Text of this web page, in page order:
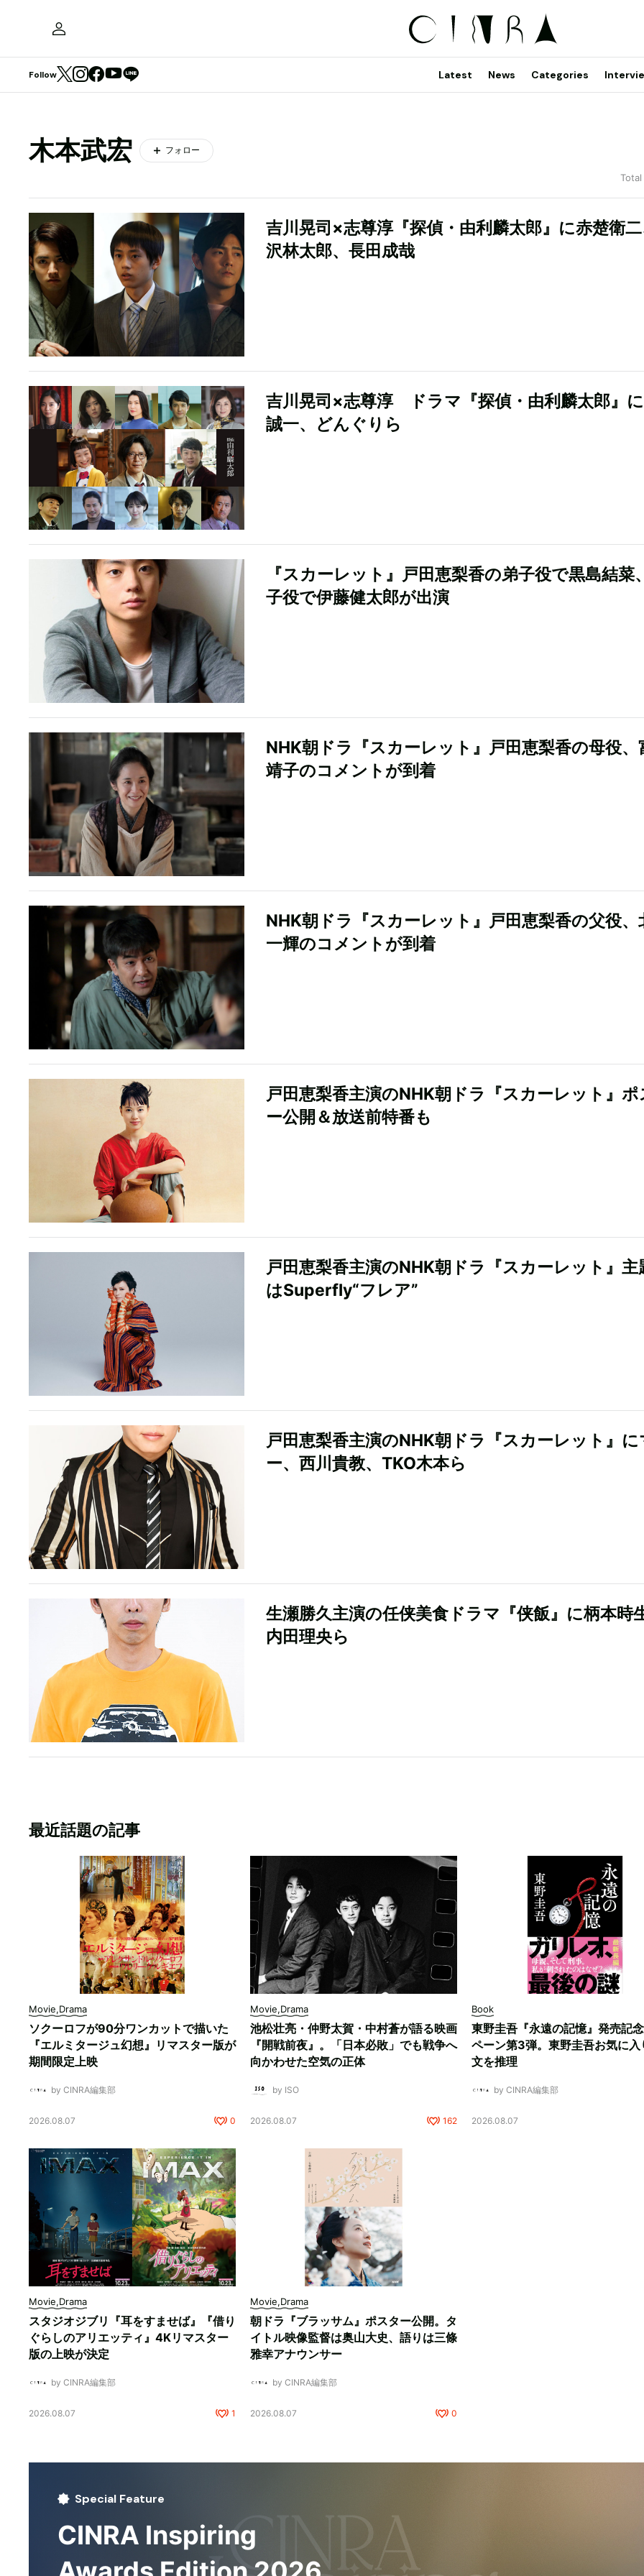
Follow Latest News Categories
木本武宏 フォロー
吉川晃司×志尊淳『探偵・由利麟太郎』に赤楚衛
沢林太郎、長田成哉
吉川晃司×志尊淳 ドラマ『探偵・由利麟太郎』
誠一、どんぐりら
『スカーレット』戸田恵梨香の弟子役で黒島結菜
子役で伊藤健太郎が出演
NHK朝ドラ『スカーレット』戸田恵梨香の母役、
靖子のコメントが到着
NHK朝ドラ『スカーレット』戸田恵梨香の父役、
一輝のコメントが到着
戸田恵梨香主演のNHK朝ドラ『スカーレット』ポ
ー公開＆放送前特番も
戸田恵梨香主演のNHK朝ドラ『スカーレット』主
はSuperfly“フレア”
戸田恵梨香主演のNHK朝ドラ『スカーレット』に
ー、西川貴教、TKO木本ら
生瀬勝久主演の任侠美食ドラマ『侠飯』に柄本時
内田理央ら
最近話題の記事
Movie,Drama
ソクーロフが90分ワンカットで描いた
『エルミタージュ幻想』リマスター版が
期間限定上映
by CINRA編集部
2026.08.07 0
Movie,Drama
池松壮亮・仲野太賀・中村蒼が語る映画
『開戦前夜』。「日本必敗」でも戦争へ
向かわせた空気の正体
by ISO
2026.08.07 162
Book
東野圭吾『永遠の記憶』発売記
ペーン第3弾。東野圭吾お気に入
文を推理
by CINRA編集部
2026.08.07
Movie,Drama
スタジオジブリ『耳をすませば』『借り
ぐらしのアリエッティ』4Kリマスター
版の上映が決定
by CINRA編集部
2026.08.07 1
Movie,Drama
朝ドラ『ブラッサム』ポスター公開。タ
イトル映像監督は奥山大史、語りは三條
雅幸アナウンサー
by CINRA編集部
2026.08.07 0
Special Feature
CINRA Inspiring